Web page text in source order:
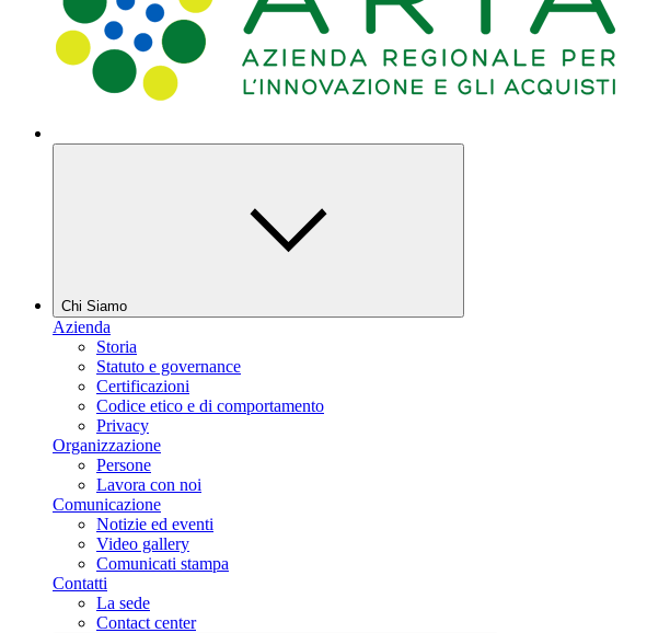
Chi Siamo
Azienda
Storia
Statuto e governance
Certificazioni
Codice etico e di comportamento
Privacy
Organizzazione
Persone
Lavora con noi
Comunicazione
Notizie ed eventi
Video gallery
Comunicati stampa
Contatti
La sede
Contact center